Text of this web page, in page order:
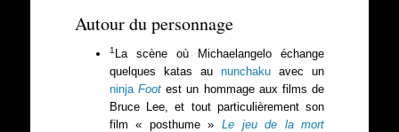
Autour du personnage
1 La scène où Michaelangelo échange
quelques katas aununchaku avec un
ninja Footest un hommage aux films de
Bruce Lee, et tout particulièrement son
film « posthume » Le jeu de la mort